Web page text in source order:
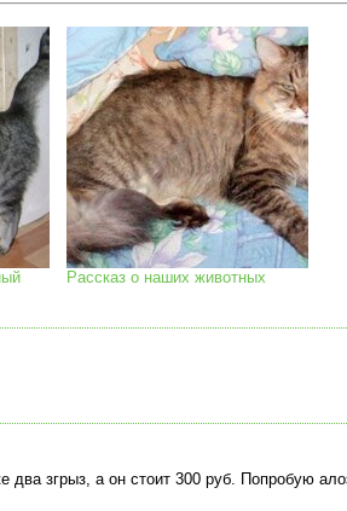
Рассказ о наших животных
два згрыз, а он стоит 300 руб. Попробую